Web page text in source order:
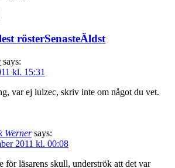
rösterSenasteÄldst
says:
kl. 15:31
var ej lulzec, skriv inte om något du vet.
Werner says:
2011 kl. 00:08
för läsarens skull, underströk att det var